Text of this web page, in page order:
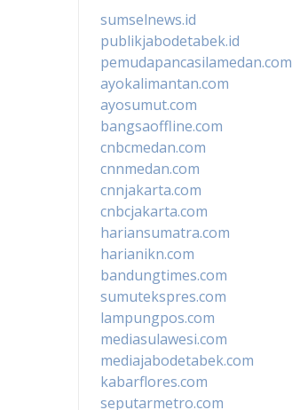
sumselnews.id
publikjabodetabek.id
pemudapancasilamedan.com
ayokalimantan.com
ayosumut.com
bangsaoffline.com
cnbcmedan.com
cnnmedan.com
cnnjakarta.com
cnbcjakarta.com
hariansumatra.com
harianikn.com
bandungtimes.com
sumutekspres.com
lampungpos.com
mediasulawesi.com
mediajabodetabek.com
kabarflores.com
seputarmetro.com